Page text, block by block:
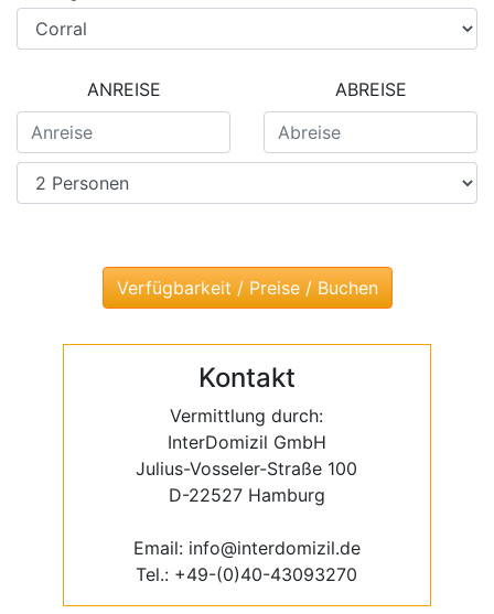
ANREISE ABREISE
Kontakt
Vermittlung durch:
InterDomizil GmbH
Julius-Vosseler-Straße 100
D-22527 Hamburg
Email: info@interdomizil.de
Tel.: +49-(0)40-43093270